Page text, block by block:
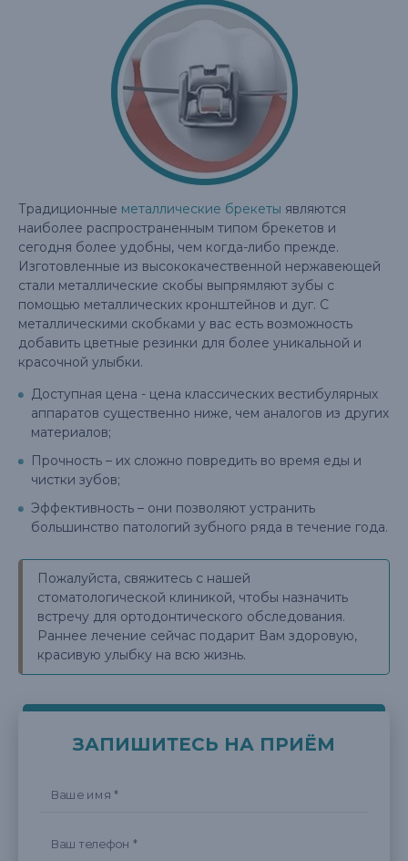
Традиционные металлические брекеты являются
наиболее распространенным типом брекетов и
сегодня более удобны, чем когда-либо прежде.
Изготовленные из высококачественной нержавеющей
стали металлические скобы выпрямляют зубы с
помощью металлических кронштейнов и дуг. С
металлическими скобками у вас есть возможность
добавить цветные резинки для более уникальной и
красочной улыбки.
Доступная цена - цена классических вестибулярных
аппаратов существенно ниже, чем аналогов из других
материалов;
Прочность – их сложно повредить во время еды и
чистки зубов;
Эффективность – они позволяют устранить
большинство патологий зубного ряда в течение года.
Пожалуйста, свяжитесь с нашей
стоматологической клиникой, чтобы назначить
встречу для ортодонтического обследования.
Раннее лечение сейчас подарит Вам здоровую,
красивую улыбку на всю жизнь.
ЗАПИШИТЕСЬ НА ПРИЁМ